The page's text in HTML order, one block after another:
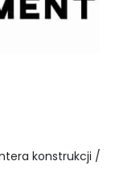
konstrukcji /